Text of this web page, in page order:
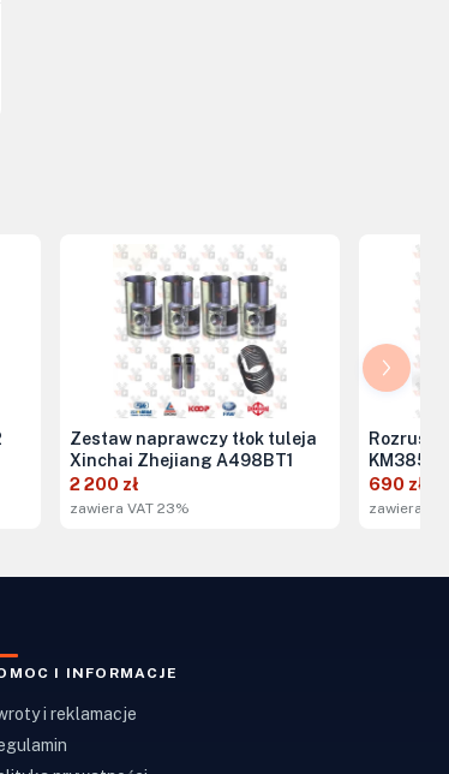
Zestaw naprawczy tłok tuleja
Xinchai Zhejiang A498BT1
2 200 zł
zawiera VAT 23%
KM385
690 zł
zawiera
I INFORMACJE
i reklamacje